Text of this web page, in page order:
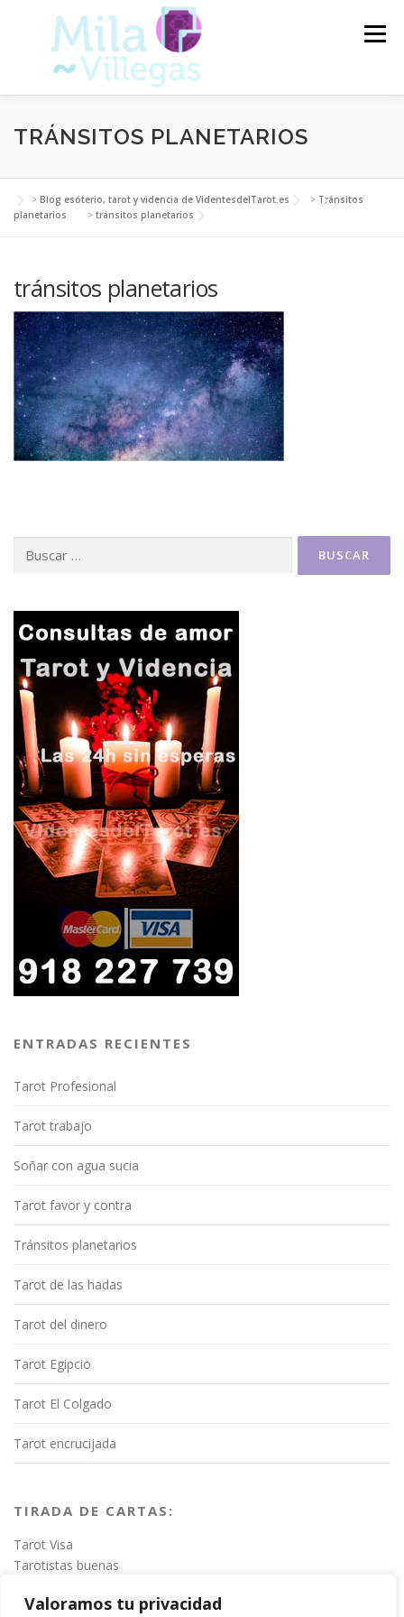
Valoramos tu privacidad
contenido
Menú
VIDENTES DEL TAROT TAROT
CARTAS DEL TAROT VIDENCIA ARTÍCULOS
TRÁNSITOS PLANETARIOS
> Blog esóterio, tarot y videncia de VidentesdelTarot.es > Tránsitos
planetarios
> tránsitos planetarios
tránsitos planetarios
ENTRADAS RECIENTES
Tarot Profesional
Tarot trabajo
Soñar con agua sucia
Tarot favor y contra
Tránsitos planetarios
Tarot de las hadas
Tarot del dinero
Tarot Egipcio
Tarot El Colgado
Tarot encrucijada
TIRADA DE CARTAS:
Tarot Visa
Tarotistas buenas